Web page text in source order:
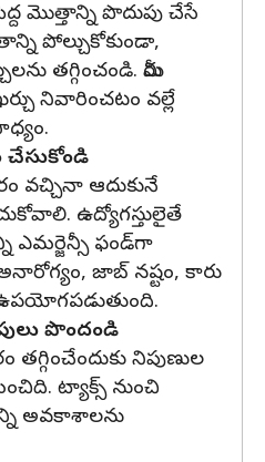
మొత్తాన్ని పొదుపు చేసే
పోల్చుకోకుండా,
తగ్గించండి. మీరు
నివారించటం వల్లే
చేసుకోండి
వచ్చినా ఆదుకునే
ఉద్యోగస్తులైతే
ఎమర్జెన్సీ ఫండ్‌గా
జాబ్‌ నష్టం, కారు
పొందండి
నిపుణుల
ట్యాక్స్‌ నుంచి
అవకాశాలను